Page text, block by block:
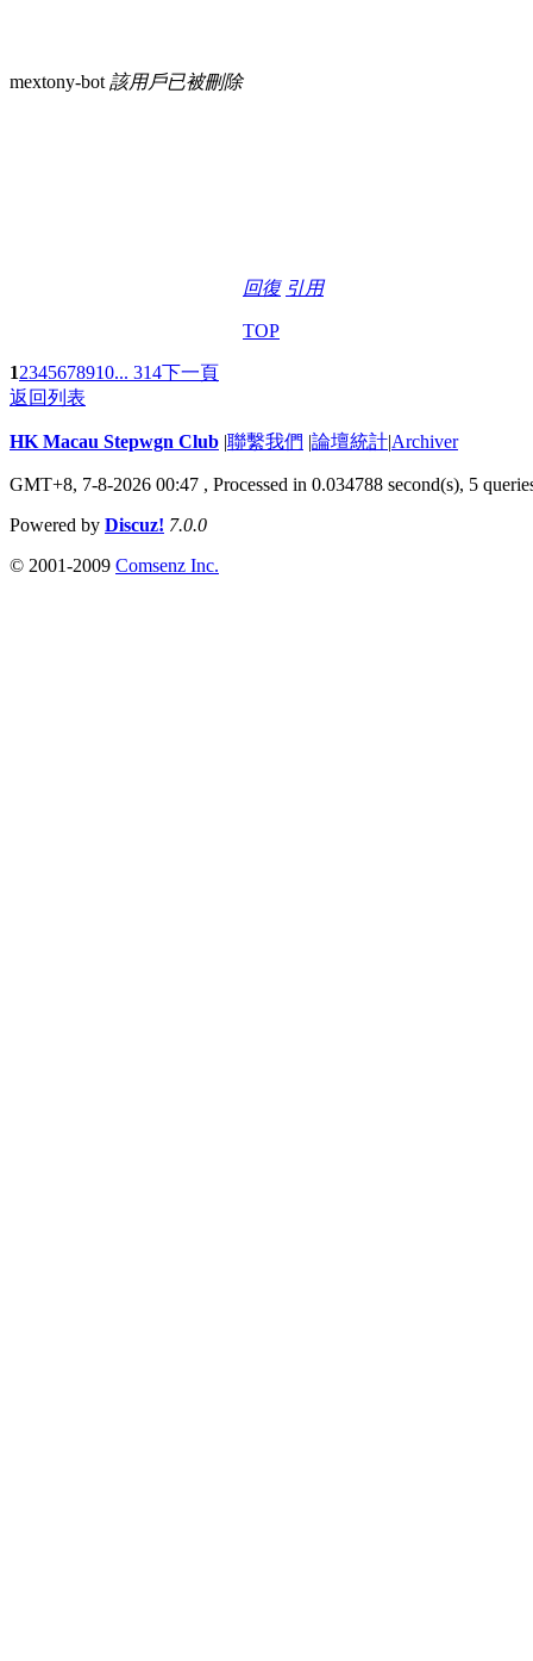
mextony-bot 該用戶已被刪除
回復 引用
TOP
12345678910... 314下一頁
返回列表
HK Macau Stepwgn Club |聯繫我們 |論壇統計|Archiver
GMT+8, 7-8-2026 00:47 , Processed in 0.034788 second(s), 5
Powered by Discuz! 7.0.0
© 2001-2009 Comsenz Inc.